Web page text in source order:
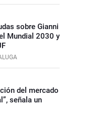
sobre Gianni
Mundial 2030 y
del mercado
señala un